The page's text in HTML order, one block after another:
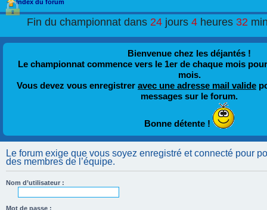
Index du forum
Fin du championnat dans24 jours4 heures32
Bienvenue chez les déjantés !
Le championnat commence vers le 1er de chaque mois
mois.
Vous devez vous enregistrer avec une adresse mail valide
messages sur le forum.
Bonne détente !
Le forum exige que vous soyez enregistré et connecté pour
des membres de l’équipe.
Nom d’utilisateur :
Mot de passe :